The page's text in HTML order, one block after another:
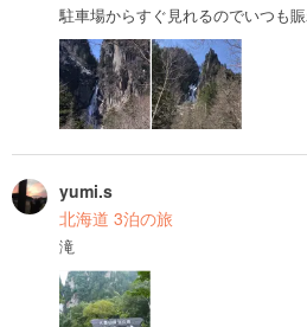
駐車場からすぐ見れるのでいつも
yumi.s
北海道 3泊の旅
滝